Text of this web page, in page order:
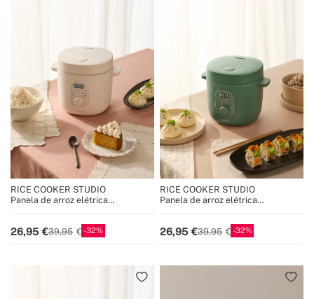
RICE COOKER STUDIO
Panela de arroz elétrica
26,95 39,95 32
RICE COOKER STUDIO
Panela de arroz elétrica
26,95 39,95 32